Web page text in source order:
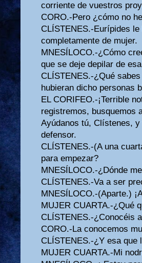
corriente de vuestros
CORO.-Pero ¿cómo no
CLÍSTENES.-Eurípides
completamente de mujer.
MNESÍLOCO.-¿Cómo
que se deje depilar de
CLÍSTENES.-¿Qué
hubieran dicho personas
EL CORIFEO.-¡Terrible
registremos, busquemos
Ayúdanos tú, Clístenes,
defensor.
CLÍSTENES.-(A una
para empezar?
MNESÍLOCO.-¿Dónde
CLÍSTENES.-Va a ser
MNESÍLOCO.-(Aparte.)
MUJER CUARTA.-¿Qué
CLÍSTENES.-¿Conocéis
CORO.-La conocemos
CLÍSTENES.-¿Y esa que
MUJER CUARTA.-Mi